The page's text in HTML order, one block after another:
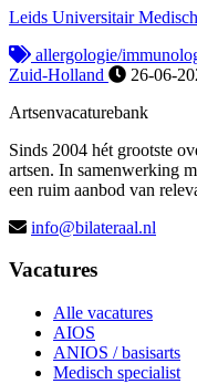
Leids Universitair
allergologie/
Zuid-Holland
26-06-
Artsenvacaturebank
Sinds 2004 hét grootste
artsen. In samenwerking
een ruim aanbod van
info@bilateraal.nl
Vacatures
Alle vacatures
AIOS
ANIOS / basisarts
Medisch specialist